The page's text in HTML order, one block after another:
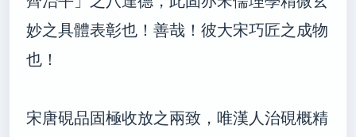
妙之具體表彰也！善哉！彼大宋巧匠之成物
也！
宋唐硯品固極收放之兩致，唯漢人治硯概精